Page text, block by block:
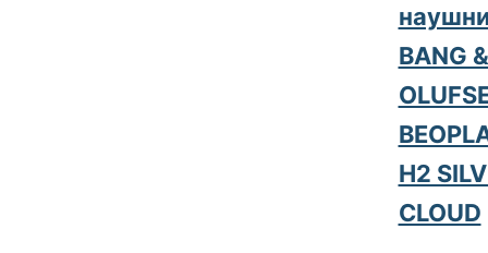
BANG &
H2
CLOUD